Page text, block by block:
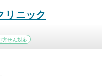
リニック
方せん対応